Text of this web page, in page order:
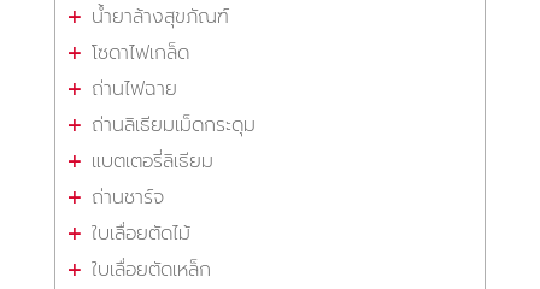
น้ำยาล้างสุขภัณฑ์
โซดาไฟเกล็ด
ถ่านไฟฉาย
ถ่านลิเธียมเม็ดกระดุม
แบตเตอรี่ลิเธียม
ถ่านชาร์จ
ใบเลื่อยตัดไม้
ใบเลื่อยตัดเหล็ก